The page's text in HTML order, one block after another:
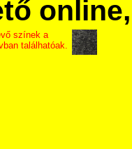
színek a
találhatóak.